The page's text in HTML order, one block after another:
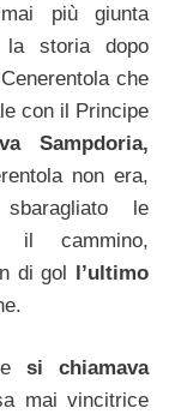
mai più giunta
la storia dopo
che
con il Principe
Sampdoria,
non era,
le
il cammino,
di gol l’ultimo
si chiamava
mai vincitrice